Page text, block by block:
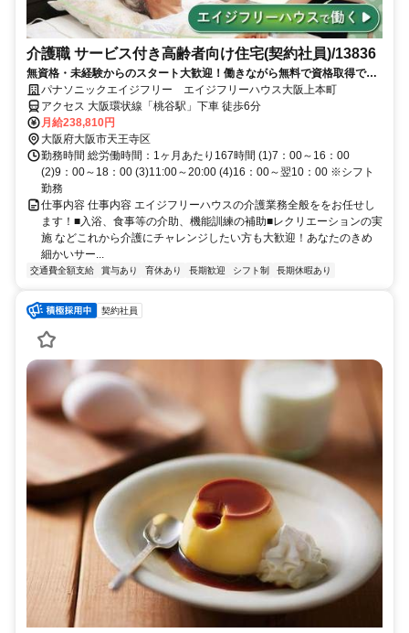
介護職 サービス付き高齢者向け住宅(契約社員)/13836
無資格・未経験からのスタート大歓迎！働きながら無料で資格取得でき
ます！正社員への登用制度もあります。充実した研修制度であなたのキ
ャリアアップを応援します！
パナソニックエイジフリー エイジフリーハウス大阪上本町
アクセス 大阪環状線「桃谷駅」下車 徒歩6分
月給238,810円
大阪府大阪市天王寺区
勤務時間 総労働時間：1ヶ月あたり167時間 (1)7：00～16：00
(2)9：00～18：00 (3)11:00～20:00 (4)16：00～翌10：00 ※シフト
勤務
仕事内容 仕事内容 エイジフリーハウスの介護業務全般ををお任せし
ます！■入浴、食事等の介助、機能訓練の補助■レクリエーションの実
施 などこれから介護にチャレンジしたい方も大歓迎！あなたのきめ
細かいサー...
交通費全額支給 賞与あり 育休あり 長期歓迎 シフト制 長期休暇あり
契約社員